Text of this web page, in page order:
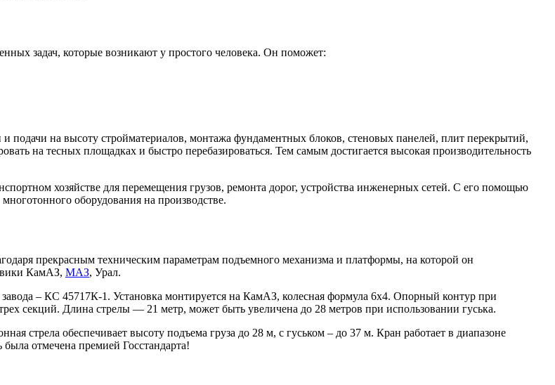
задач, которые возникают у простого человека. Он поможет:
подачи на высоту стройматериалов, монтажа фундаментных блоков, стеновых панелей, плит перекрытий,
на тесных площадках и быстро перебазироваться. Тем самым достигается высокая производительность
хозяйстве для перемещения грузов, ремонта дорог, устройства инженерных сетей. С его помощью
оборудования на производстве.
прекрасным техническим параметрам подъемного механизма и платформы, на которой он
КамАЗ, МАЗ, Урал.
– КС 45717К-1. Установка монтируется на КамАЗ, колесная формула 6х4. Опорный контур при
секций. Длина стрелы — 21 метр, может быть увеличена до 28 метров при использовании гуська.
стрела обеспечивает высоту подъема груза до 28 м, с гуськом – до 37 м. Кран работает в диапазоне
отмечена премией Госстандарта!